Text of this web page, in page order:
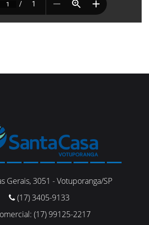
Gerais, 3051 - Votuporanga/SP
(17) 3405-9133
(17) 99125-2217